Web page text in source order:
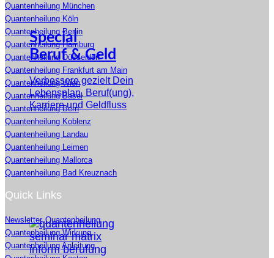
Special
Beruf & Geld
Verbessere gezielt Dein
Lebensplan, Beruf(ung),
Karriere und Geldfluss
Quantenheilung München
Quantenheilung Köln
Quantenheilung Berlin
Quantenheilung Hamburg
Quantenheilung Düsseldorf
Quantenheilung Frankfurt am Main
Quantenheilung Wien
Quantenheilung Basel
Quantenheilung Bern
Quantenheilung Koblenz
Quantenheilung Landau
Quantenheilung Leimen
Quantenheilung Mallorca
Quantenheilung Bad Kreuznach
Quick Links
Newsletter Quantenheilung
Quantenheilung Wirkung
Quantenheilung Anleitung